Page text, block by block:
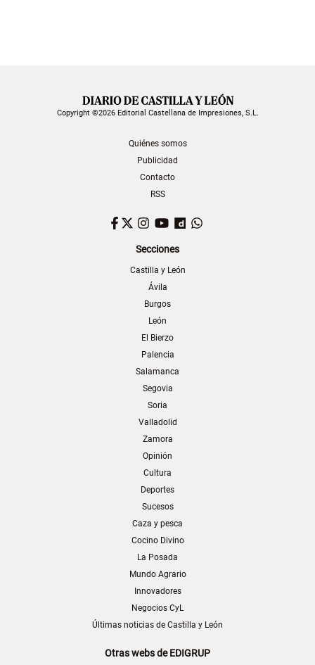
Copyright ©2026 Editorial Castellana de Impresiones, S.L.
Quiénes somos
Publicidad
Contacto
RSS
Facebook
TwitterInstagram
YouTubeDailymotion
Secciones
Castilla y León
Ávila
Burgos
León
El Bierzo
Palencia
Salamanca
Segovia
Soria
Valladolid
Zamora
Opinión
Cultura
Deportes
Sucesos
Caza y pesca
Cocino Divino
La Posada
Mundo Agrario
Innovadores
Negocios CyL
Últimas noticias de Castilla y León
Otras webs de EDIGRUP